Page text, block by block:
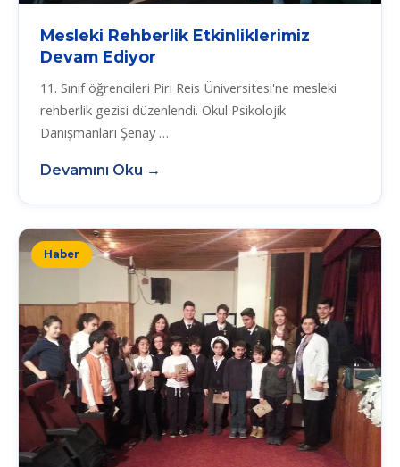
Mesleki Rehberlik Etkinliklerimiz
Devam Ediyor
11. Sınıf öğrencileri Piri Reis Üniversitesi'ne mesleki
rehberlik gezisi düzenlendi. Okul Psikolojik
Danışmanları Şenay …
Devamını Oku →
Haber